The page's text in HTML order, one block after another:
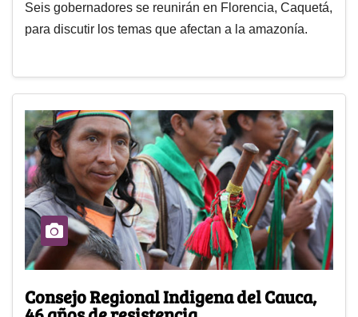
Seis gobernadores se reunirán en Florencia, Caquetá,
para discutir los temas que afectan a la amazonía.
Consejo Regional Indigena del Cauca,